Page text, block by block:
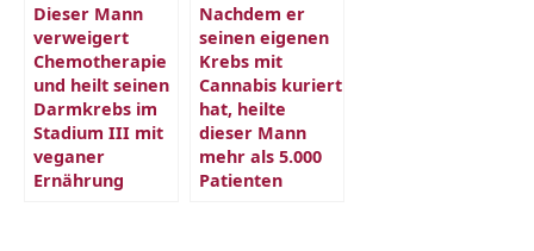
Dieser Mann
verweigert
Chemotherapie
und heilt seinen
Darmkrebs im
Stadium III mit
veganer
Ernährung
Nachdem er
seinen eigenen
Krebs mit
Cannabis kuriert
hat, heilte
dieser Mann
mehr als 5.000
Patienten